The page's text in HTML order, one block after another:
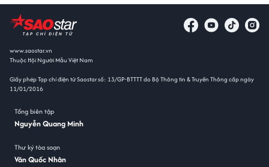
www.saostar.vn
Thuộc Hội Người Mẫu Việt Nam
Giấy phép Tạp chí điện tử Saostar số: 13/GP-BTTTT do Bộ Thông tin & Truyền Thông cấp ngày
11/01/2016
Tổng biên tập
Nguyễn Quang Minh
Thư ký tòa soạn
Văn Quốc Nhân